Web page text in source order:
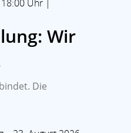
Uhr |
Wir
Die